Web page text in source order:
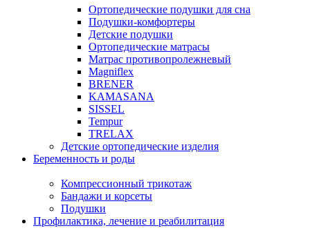
Ортопедические подушки для сна
Подушки-комфортеры
Детские подушки
Ортопедические матрасы
Матрас противопролежневый
Magniflex
BRENER
KAMASANA
SISSEL
Tempur
TRELAX
Детские ортопедические изделия
Беременность и роды
Компрессионный трикотаж
Бандажи и корсеты
Подушки
Профилактика, лечение и реабилитация